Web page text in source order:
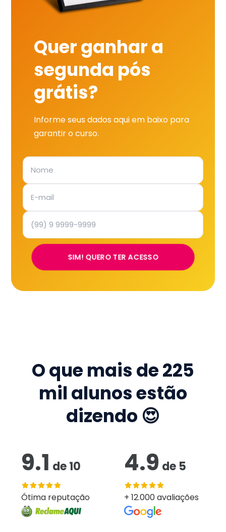
Quer ganhar a
segunda pós
grátis?
Informe seus dados aqui em baixo para
garantir o curso.
SIM! QUERO TER ACESSO
O que mais de225
mil alunos estão
dizendo 😍
9.1 de10
Ótima reputação
4.9 de 5
+ 12.000 avaliações